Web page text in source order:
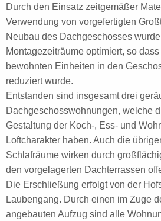
Durch den Einsatz zeitgemäßer
Verwendung von vorgefertigten
Neubau des Dachgeschosses
Montagezeiträume optimiert, so
bewohnten Einheiten in den
reduziert wurde.
Entstanden sind insgesamt drei
Dachgeschosswohnungen, welche
Gestaltung der Koch-, Ess- und
Loftcharakter haben. Auch die
Schlafräume wirken durch
den vorgelagerten Dachterrassen
Die Erschließung erfolgt von der
Laubengang. Durch einen im Zuge
angebauten Aufzug sind alle